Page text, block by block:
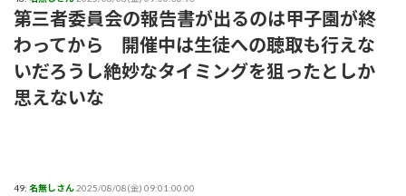
第三者委員会の報告書が出るのは甲子園が終
わってから 開催中は生徒への聴取も行えな
いだろうし絶妙なタイミングを狙ったとしか
思えないな
49: 名無しさん2025/08/08(金) 09:01:00.00